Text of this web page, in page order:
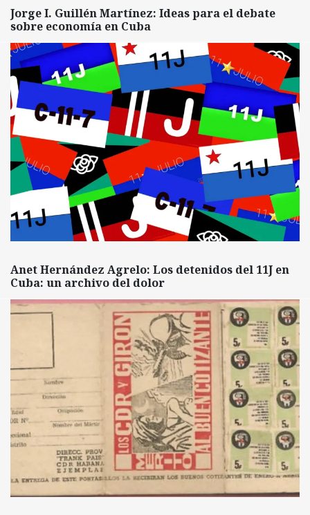
Jorge I. Guillén Martínez: Ideas para el debate
sobre economía en Cuba
Anet Hernández Agrelo: Los detenidos del 11J en
Cuba: un archivo del dolor